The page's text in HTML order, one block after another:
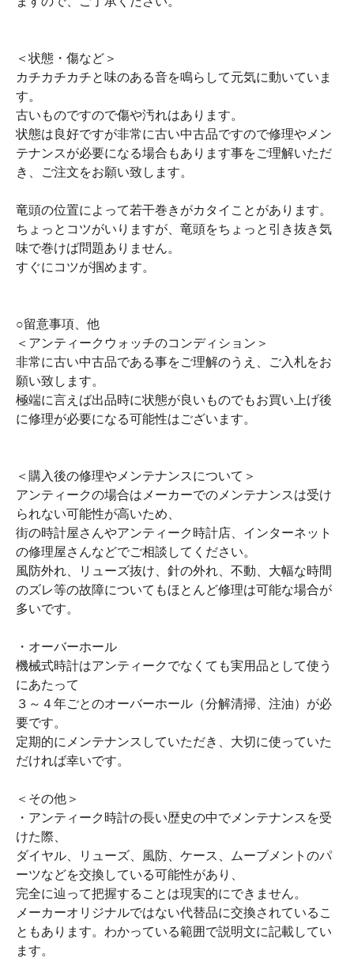
＜状態・傷など＞
カチカチカチと味のある音を鳴らして元気に動いていま
す。
古いものですので傷や汚れはあります。
状態は良好ですが非常に古い中古品ですので修理やメン
テナンスが必要になる場合もあります事をご理解いただ
き、ご注文をお願い致します。
竜頭の位置によって若干巻きがカタイことがあります。
ちょっとコツがいりますが、竜頭をちょっと引き抜き気
味で巻けば問題ありません。
すぐにコツが掴めます。
○留意事項、他
＜アンティークウォッチのコンディション＞
非常に古い中古品である事をご理解のうえ、ご入札をお
願い致します。
極端に言えば出品時に状態が良いものでもお買い上げ後
に修理が必要になる可能性はございます。
＜購入後の修理やメンテナンスについて＞
アンティークの場合はメーカーでのメンテナンスは受け
られない可能性が高いため、
街の時計屋さんやアンティーク時計店、インターネット
の修理屋さんなどでご相談してください。
風防外れ、リューズ抜け、針の外れ、不動、大幅な時間
のズレ等の故障についてもほとんど修理は可能な場合が
多いです。
・オーバーホール
機械式時計はアンティークでなくても実用品として使う
にあたって
３～４年ごとのオーバーホール（分解清掃、注油）が必
要です。
定期的にメンテナンスしていただき、大切に使っていた
だければ幸いです。
＜その他＞
・アンティーク時計の長い歴史の中でメンテナンスを受
けた際、
ダイヤル、リューズ、風防、ケース、ムーブメントのパ
ーツなどを交換している可能性があり、
完全に辿って把握することは現実的にできません。
メーカーオリジナルではない代替品に交換されているこ
ともあります。わかっている範囲で説明文に記載してい
ます。